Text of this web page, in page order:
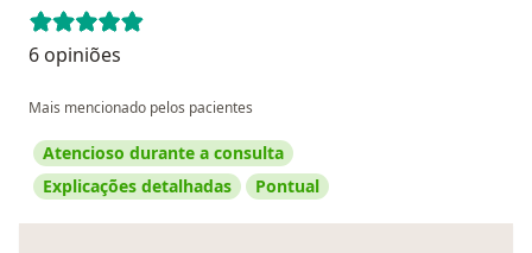
6 opiniões
Mais mencionado pelos pacientes
Atencioso durante a consulta
Explicações detalhadas
Pontual